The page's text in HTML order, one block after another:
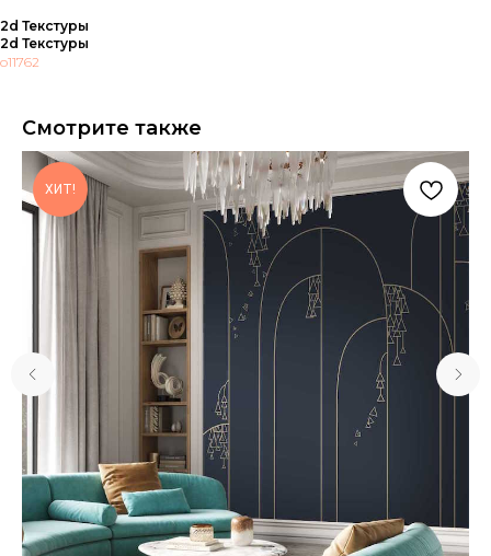
2d Текстуры
2d Текстуры
o11762
Смотрите также
ХИТ!